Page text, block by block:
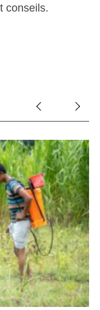
conseils.